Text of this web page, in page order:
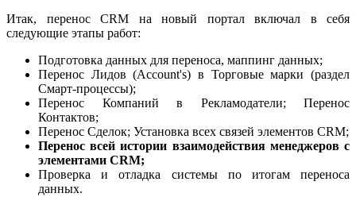
Итак, перенос CRM на новый портал включал в себя
следующие этапы работ:
Подготовка данных для переноса, маппинг данных;
Перенос Лидов (Account's) в Торговые марки (раздел
Смарт-процессы);
Перенос Компаний в Рекламодатели; Перенос
Контактов;
Перенос Сделок; Установка всех связей элементов CRM;
Перенос всей истории взаимодействия менеджеров с
элементами CRM;
Проверка и отладка системы по итогам переноса
данных.